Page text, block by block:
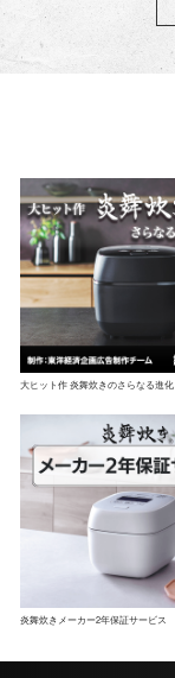
大ヒット作 炎舞炊きのさらなる進化
炎舞炊き メーカー2年保証サービス